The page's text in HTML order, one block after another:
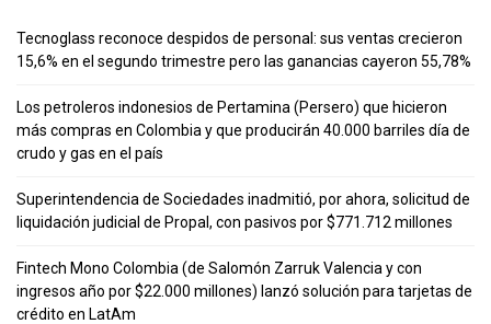
Tecnoglass reconoce despidos de personal: sus ventas crecieron
15,6% en el segundo trimestre pero las ganancias cayeron 55,78%
Los petroleros indonesios de Pertamina (Persero) que hicieron
más compras en Colombia y que producirán 40.000 barriles día de
crudo y gas en el país
Superintendencia de Sociedades inadmitió, por ahora, solicitud de
liquidación judicial de Propal, con pasivos por $771.712 millones
Fintech Mono Colombia (de Salomón Zarruk Valencia y con
ingresos año por $22.000 millones) lanzó solución para tarjetas de
crédito en LatAm